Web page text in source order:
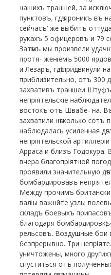
нашихъ траншей, за
пунктовъ, гдѣ проникъ въ
сейчасъ’ же выбитъ
рукахъ 5 офицеровъ и 79
Затѣмъ мы произвели
протя- женіемъ 5000
и Лезаръ, гдѣ придвинули
приблизительно, отъ 300
захвативъ траншеи Штуфъ
непріятельскіе
востокъ отъ Швабе- на.
захватили нѣсколько сотъ
наблюдалась усиленная
непріятельской
Арраса и близъ Годокура.
вчера благопріятной
проявили значительную
бомбардировавъ
Между прочимъ
валіы важнйг’е узлы
складъ боевыхъ
благодаря
рельсовъ. Воздушные бои
безпрерывно. Три
уничтожены, много
спуститься отъ